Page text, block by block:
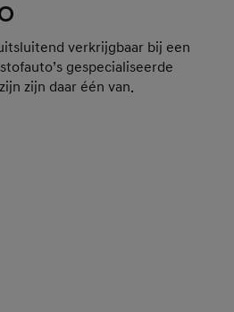
verkrijgbaar bij een
gespecialiseerde
zijn daar één van.